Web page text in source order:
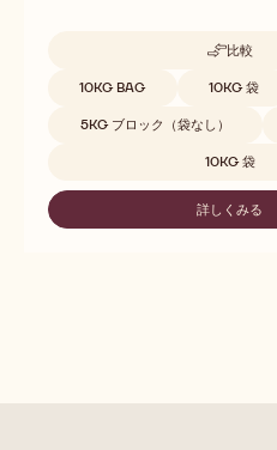
比較
-
C823
取扱サイズ
10KG BAG 10KG 袋
5KG ブロック（袋なし）
10KG 袋
詳しくみる
-